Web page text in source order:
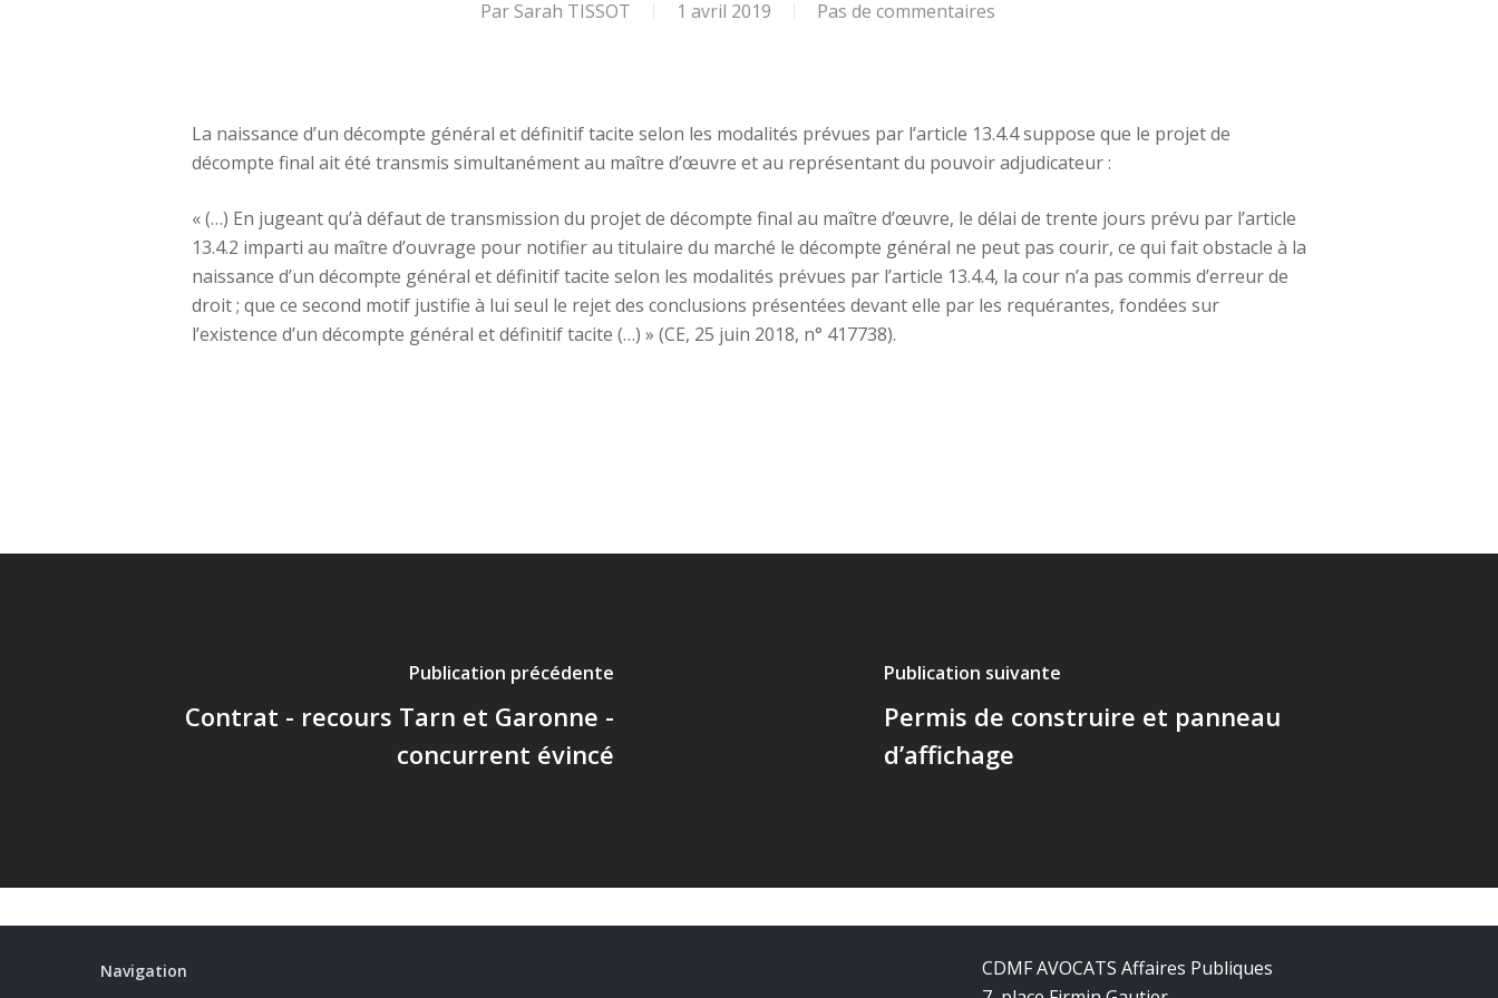
Par Sarah TISSOT 1 avril 2019 Pas de commentaires
La naissance d’un décompte général et définitif tacite selon les modalités prévues par l’article 13.4.4 suppose que le projet de
décompte final ait été transmis simultanément au maître d’œuvre et au représentant du pouvoir adjudicateur :
« (…) En jugeant qu’à défaut de transmission du projet de décompte final au maître d’œuvre, le délai de trente jours prévu par l’article
13.4.2 imparti au maître d’ouvrage pour notifier au titulaire du marché le décompte général ne peut pas courir, ce qui fait obstacle à la
naissance d’un décompte général et définitif tacite selon les modalités prévues par l’article 13.4.4, la cour n’a pas commis d’erreur de
droit ; que ce second motif justifie à lui seul le rejet des conclusions présentées devant elle par les requérantes, fondées sur
l’existence d’un décompte général et définitif tacite (…) » (CE, 25 juin 2018, n° 417738).
Publication précédente
Contrat - recours Tarn et Garonne -
concurrent évincé
Publication suivante
Permis de construire et panneau
d’affichage
Navigation
CDMF AVOCATS Affaires Publiques